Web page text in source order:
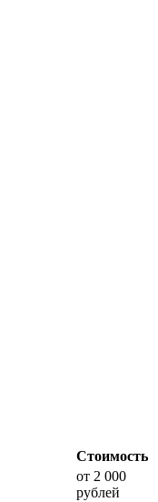
Стоимость
от 2 000
рублей